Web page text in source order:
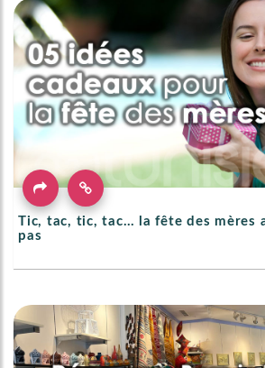
Tic, tac, tic, tac… la fête des mères
pas